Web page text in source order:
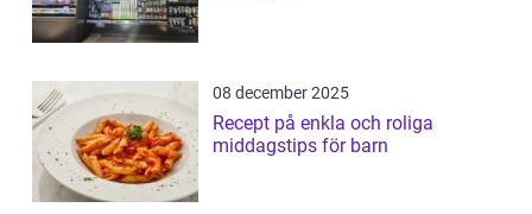
08 december 2025
Recept på enkla och roliga
middagstips för barn